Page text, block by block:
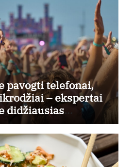
pavogti telefonai,
– ekspertai
didžiausias